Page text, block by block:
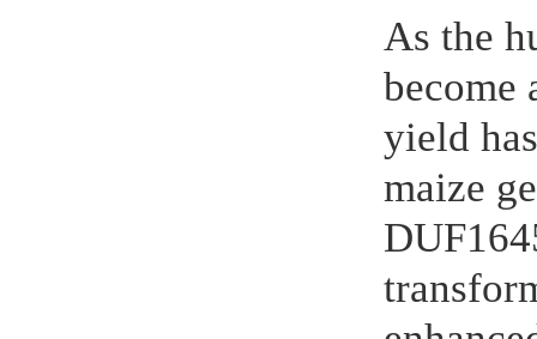
As the
become
yield
maize